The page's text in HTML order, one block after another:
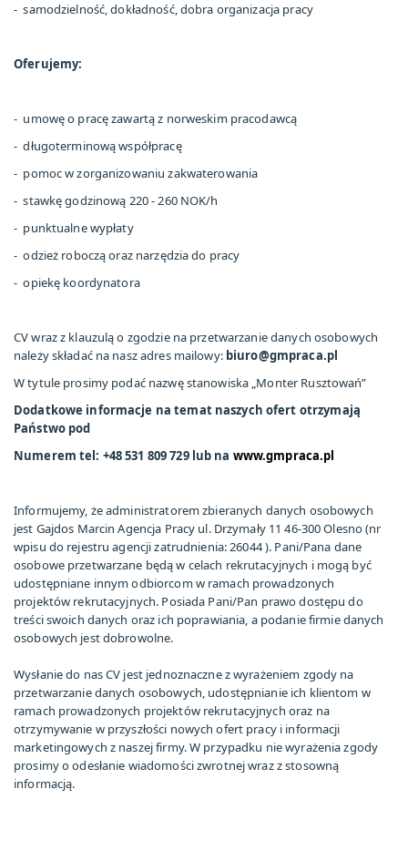
- samodzielność, dokładność, dobra organizacja pracy
Oferujemy:
- umowę o pracę zawartą z norweskim pracodawcą
- długoterminową współpracę
- pomoc w zorganizowaniu zakwaterowania
- stawkę godzinową 220 - 260 NOK/h
- punktualne wypłaty
- odzież roboczą oraz narzędzia do pracy
- opiekę koordynatora
CV wraz z klauzulą o zgodzie na przetwarzanie danych osobowych
należy składać na nasz adres mailowy: biuro@gmpraca.pl
W tytule prosimy podać nazwę stanowiska „Monter Rusztowań”
Dodatkowe informacje na temat naszych ofert otrzymają
Państwo pod
Numerem tel: +48 531 809 729 lub na www.gmpraca.pl
Informujemy, że administratorem zbieranych danych osobowych
jest Gajdos Marcin Agencja Pracy ul. Drzymały 11 46-300 Olesno (nr
wpisu do rejestru agencji zatrudnienia: 26044 ). Pani/Pana dane
osobowe przetwarzane będą w celach rekrutacyjnych i mogą być
udostępniane innym odbiorcom w ramach prowadzonych
projektów rekrutacyjnych. Posiada Pani/Pan prawo dostępu do
treści swoich danych oraz ich poprawiania, a podanie firmie danych
osobowych jest dobrowolne.
Wysłanie do nas CV jest jednoznaczne z wyrażeniem zgody na
przetwarzanie danych osobowych, udostępnianie ich klientom w
ramach prowadzonych projektów rekrutacyjnych oraz na
otrzymywanie w przyszłości nowych ofert pracy i informacji
marketingowych z naszej firmy. W przypadku nie wyrażenia zgody
prosimy o odesłanie wiadomości zwrotnej wraz z stosowną
informacją.